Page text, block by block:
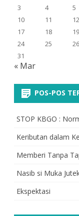
3 4 5
10
11 12
17
18 19
24
25 26
31
« Mar
POS-POS
STOP KBGO :
Keributan dalam
Memberi Tanpa
Nasib si Muka
Ekspektasi